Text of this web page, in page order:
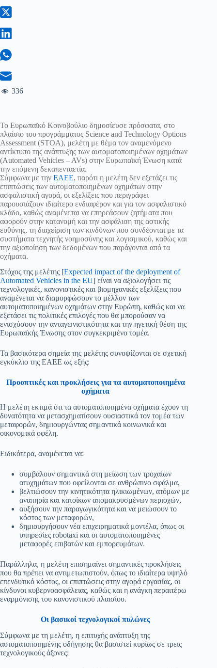
336
Το Ευρωπαϊκό Κοινοβούλιο δημοσίευσε πρόσφατα, στο
πλαίσιο του προγράμματος Science and Technology Options
Assessment (STOA), μελέτη με θέμα τον αναμενόμενο
αντίκτυπο της ανάπτυξης των αυτοματοποιημένων οχημάτων
(Automated Vehicles – AVs) στην Ευρωπαϊκή Ένωση κατά
την επόμενη δεκαπενταετία.
Σύμφωνα με την ΕΑΕΕ, παρότι η μελέτη δεν εξετάζει τις
επιπτώσεις των αυτοματοποιημένων οχημάτων στην
ασφαλιστική αγορά, οι εξελίξεις που περιγράφει
παρουσιάζουν ιδιαίτερο ενδιαφέρον και για τον ασφαλιστικό
κλάδο, καθώς αναμένεται να επηρεάσουν ζητήματα που
αφορούν στην κατανομή και την ασφάλιση της αστικής
ευθύνης, τη διαχείριση των κινδύνων που συνδέονται με τα
συστήματα τεχνητής νοημοσύνης και λογισμικού, καθώς και
την αξιοποίηση των δεδομένων που παράγονται από τα
οχήματα.
Στόχος της μελέτης [Expected impact of the deployment of
Automated Vehicles in the EU] είναι να αξιολογήσει τις
τεχνολογικές, κανονιστικές και βιομηχανικές εξελίξεις που
αναμένεται να διαμορφώσουν το μέλλον των
αυτοματοποιημένων οχημάτων στην Ευρώπη, καθώς και να
εξετάσει τις πολιτικές επιλογές που θα μπορούσαν να
ενισχύσουν την ανταγωνιστικότητα και την ηγετική θέση της
Ευρωπαϊκής Ένωσης στον συγκεκριμένο τομέα.
Τα βασικότερα σημεία της μελέτης συνοψίζονται σε σχετική
εγκύκλιο της ΕΑΕΕ ως εξής:
Προοπτικές και προκλήσεις για τα αυτοματοποιημένα
οχήματα
Η μελέτη εκτιμά ότι τα αυτοματοποιημένα οχήματα έχουν τη
δυνατότητα να μετασχηματίσουν ουσιαστικά τον τομέα των
μεταφορών, δημιουργώντας σημαντικά κοινωνικά και
οικονομικά οφέλη.
Ειδικότερα, αναμένεται να:
συμβάλουν σημαντικά στη μείωση των τροχαίων
ατυχημάτων που οφείλονται σε ανθρώπινο σφάλμα,
βελτιώσουν την κινητικότητα ηλικιωμένων, ατόμων με
αναπηρία και κατοίκων απομακρυσμένων περιοχών,
αυξήσουν την παραγωγικότητα και να μειώσουν το
κόστος των μεταφορών,
δημιουργήσουν νέα επιχειρηματικά μοντέλα, όπως οι
υπηρεσίες robotaxi και οι αυτοματοποιημένες
μεταφορές επιβατών και εμπορευμάτων.
Παράλληλα, η μελέτη επισημαίνει σημαντικές προκλήσεις
που θα πρέπει να αντιμετωπιστούν, όπως το ιδιαίτερα υψηλό
επενδυτικό κόστος, οι επιπτώσεις στην αγορά εργασίας, οι
κίνδυνοι κυβερνοασφάλειας, καθώς και η ανάγκη περαιτέρω
εναρμόνισης του κανονιστικού πλαισίου.
Οι βασικοί τεχνολογικοί πυλώνες
Σύμφωνα με τη μελέτη, η επιτυχής ανάπτυξη της
αυτοματοποιημένης οδήγησης θα βασιστεί κυρίως σε τρεις
τεχνολογικούς άξονες: